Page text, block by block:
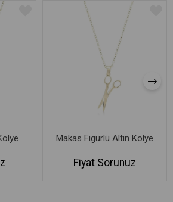
Makas Figürlü Altın Kolye
Fiyat Sorunuz